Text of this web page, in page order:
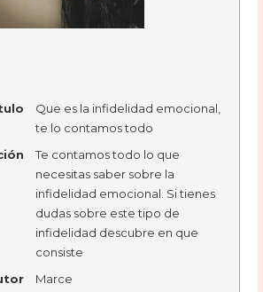
Que es la infidelidad emocional,
te lo contamos todo
Te contamos todo lo que
necesitas saber sobre la
infidelidad emocional. Si tienes
dudas sobre este tipo de
infidelidad descubre en que
consiste
Marce